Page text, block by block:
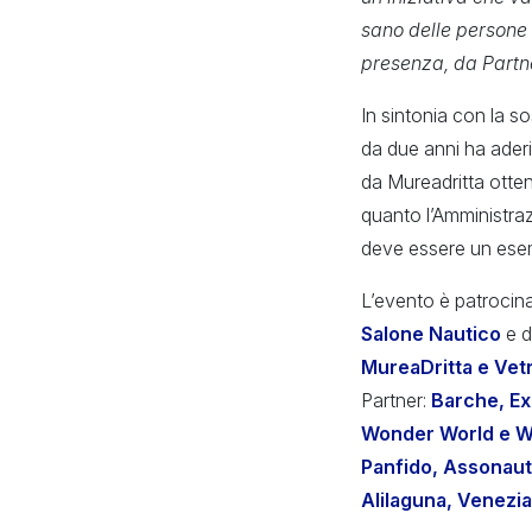
sano delle
presenza, da
In sintonia con la
da due anni ha
da Mureadritta
quanto
deve essere un
L’evento è
Salone Nautico e
MureaDritta e
Partner: Barche,
Wonder World e
Panfido,
Alilaguna,